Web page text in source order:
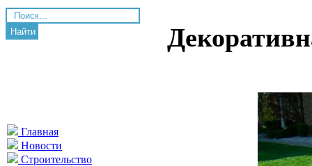
Найти
Главная
Новости
Строительство